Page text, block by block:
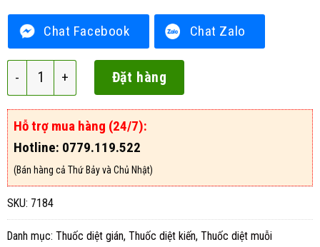
Chat Facebook Chat Zalo
Cyperkill 25EC số lượng
Đặt hàng
Hỗ trợ mua hàng (24/7):
Hotline: 0779.119.522
(Bán hàng cả Thứ Bảy và Chủ Nhật)
SKU: 7184
Danh mục: Thuốc diệt gián, Thuốc diệt kiến, Thuốc diệt muỗi